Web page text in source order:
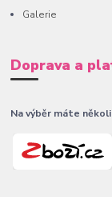
Galerie
Doprava a
Na výběr máte